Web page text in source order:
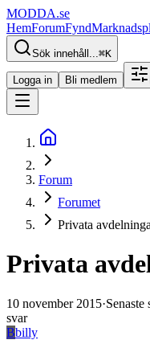
MODDA.se
HemForumFynd
Sök innehåll...⌘K
Logga in Bli medlem
Forum
Forumet
Privata
Privata
10 november 2015·Senaste
svar
Bbilly